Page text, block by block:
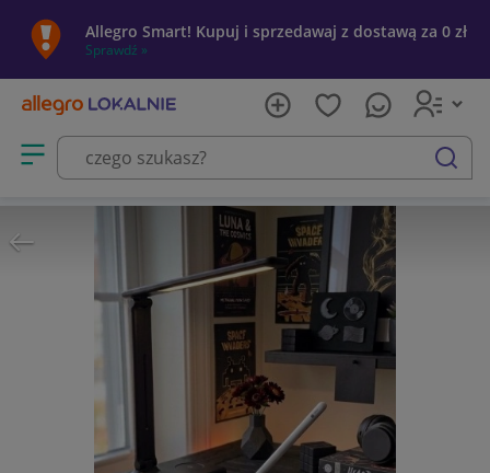
Allegro Smart! Kupuj i sprzedawaj z dostawą za 0 zł
Sprawdź »
Otwórz menu z kategoriami
szukaj